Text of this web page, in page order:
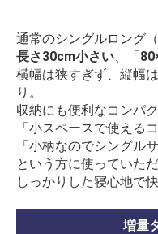
通常のシングルロング
長さ30cm小さい 、「
横幅は狭すぎず、縦幅
り。
収納にも便利なコンパ
「小スペースで使える
「小柄なのでシングル
という方に使っていた
しっかりした寝心地で
増量